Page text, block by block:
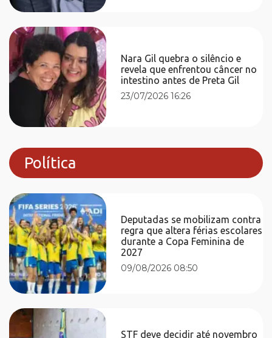
Nara Gil quebra o silêncio e
revela que enfrentou câncer no
intestino antes de Preta Gil
23/07/2026 16:26
Política
Deputadas se mobilizam contra
regra que altera férias escolares
durante a Copa Feminina de
2027
09/08/2026 08:50
STF deve decidir até novembro